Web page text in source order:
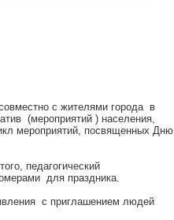
с жителями города в
(мероприятий ) населения,
мероприятий, посвященных Дню
педагогический
для праздника.
с приглашением людей